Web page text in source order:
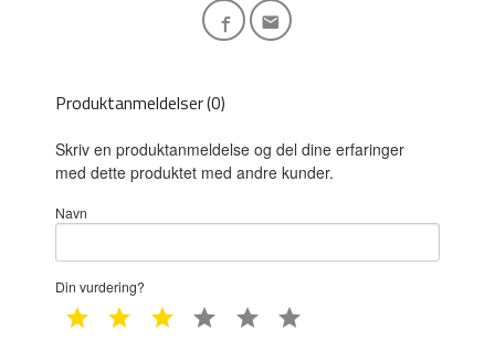
Produktanmeldelser (0)
Skriv en produktanmeldelse og del dine erfaringer
med dette produktet med andre kunder.
Navn
Din vurdering?
1 star 2 star 3 star 4 star 5 star